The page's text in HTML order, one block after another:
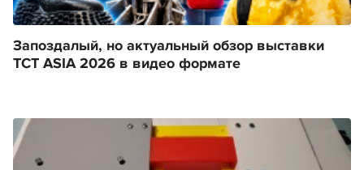
Запоздалый, но актуальный обзор выставки
TCT ASIA 2026 в видео формате